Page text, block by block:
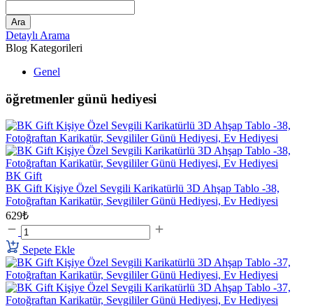
Ara
Detaylı Arama
Blog Kategorileri
Genel
öğretmenler günü hediyesi
BK Gift
BK Gift Kişiye Özel Sevgili Karikatürlü 3D Ahşap Tablo -38,
Fotoğraftan Karikatür, Sevgililer Günü Hediyesi, Ev Hediyesi
629₺
Sepete Ekle